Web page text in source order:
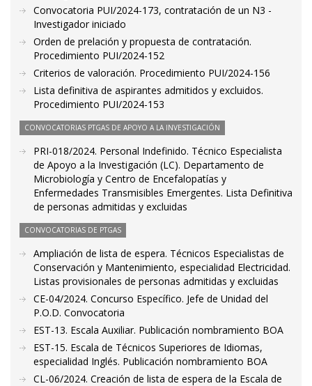
Convocatoria PUI/2024-173, contratación de un N3 -
Investigador iniciado
Orden de prelación y propuesta de contratación.
Procedimiento PUI/2024-152
Criterios de valoración. Procedimiento PUI/2024-156
Lista definitiva de aspirantes admitidos y excluidos.
Procedimiento PUI/2024-153
CONVOCATORIAS PTGAS DE APOYO A LA INVESTIGACIÓN
PRI-018/2024. Personal Indefinido. Técnico Especialista
de Apoyo a la Investigación (LC). Departamento de
Microbiología y Centro de Encefalopatías y
Enfermedades Transmisibles Emergentes. Lista Definitiva
de personas admitidas y excluidas
CONVOCATORIAS DE PTGAS
Ampliación de lista de espera. Técnicos Especialistas de
Conservación y Mantenimiento, especialidad Electricidad.
Listas provisionales de personas admitidas y excluidas
CE-04/2024. Concurso Específico. Jefe de Unidad del
P.O.D. Convocatoria
EST-13. Escala Auxiliar. Publicación nombramiento BOA
EST-15. Escala de Técnicos Superiores de Idiomas,
especialidad Inglés. Publicación nombramiento BOA
CL-06/2024. Creación de lista de espera de la Escala de